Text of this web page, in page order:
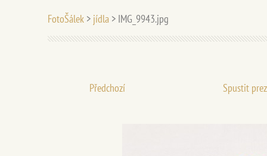
FotoŠálek > jídla > IMG_9943.jpg
Předchozí Spustit